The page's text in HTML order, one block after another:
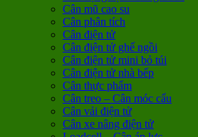
Cân mũ cao su
Cân phân tích
Cân điện tử
Cân điện tử ghế ngồi
Cân điện tử mini bỏ túi
Cân điện tử nhà bếp
Cân thực phẩm
Cân treo – Cân móc cẩu
Cân vải điện tử
Cân xe nâng điện tử